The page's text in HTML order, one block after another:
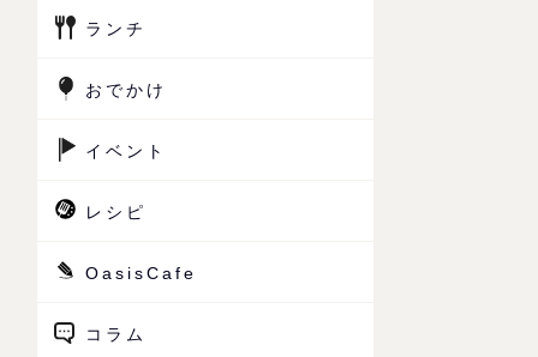
ランチ
おでかけ
イベント
レシピ
OasisCafe
コラム